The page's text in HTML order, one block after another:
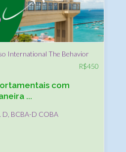
International The Behavior
R$450
com
...
D, BCBA-D COBA